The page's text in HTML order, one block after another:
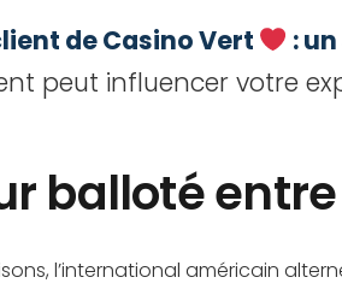
de Casino Vert :
peut influencer votre
balloté
l’international américain